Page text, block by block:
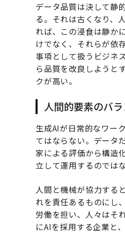
データ品質は決して静
る。それは古くなり、
れば、この浸食は静か
けでなく、それらが依
事項として扱うビジネ
ら品質を改良しようと
クが高い。
人間的要素のバ
生成AIが日常的なワー
てはならない。データ
家による評価から構造
立して運用するのでは
人間と機械が協力する
れを責任あるものにし
労働を担い、人々はそ
にAIを採用する企業と